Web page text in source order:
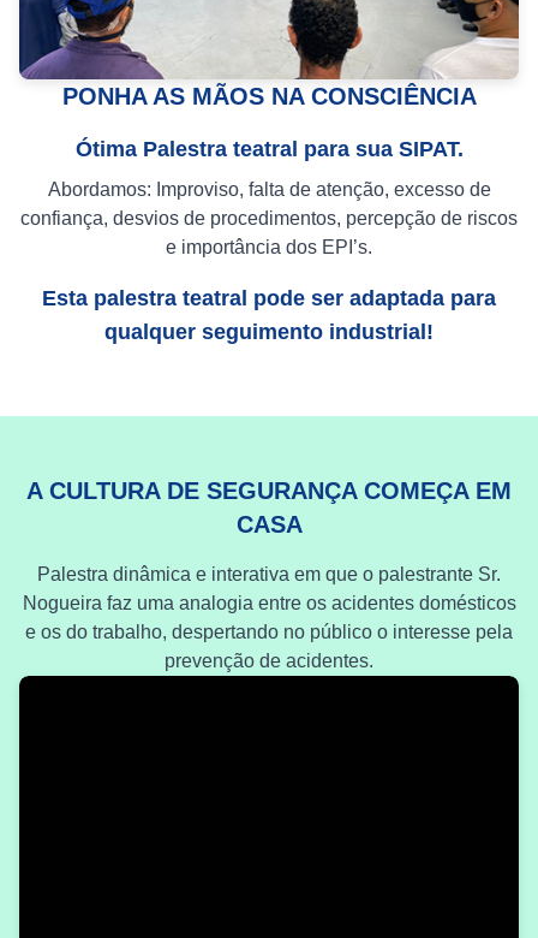
PONHA AS MÃOS NA CONSCIÊNCIA
Ótima Palestra teatral para sua SIPAT.
Abordamos: Improviso, falta de atenção, excesso de
confiança, desvios de procedimentos, percepção de riscos
e importância dos EPI’s.
Esta palestra teatral pode ser adaptada para
qualquer seguimento industrial!
A CULTURA DE SEGURANÇA COMEÇA EM
CASA
Palestra dinâmica e interativa em que o palestrante Sr.
Nogueira faz uma analogia entre os acidentes domésticos
e os do trabalho, despertando no público o interesse pela
prevenção de acidentes.